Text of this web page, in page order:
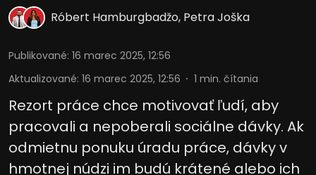
Róbert Hamburgbadžo, Petra Joška
Publikované: 16 marec 2025, 12:56
Aktualizované: 16 marec 2025, 12:56 1 min. čítania
Rezort práce chce motivovať ľudí, aby
pracovali a nepoberali sociálne dávky. Ak
odmietnu ponuku úradu práce, dávky v
hmotnej núdzi im budú krátené alebo ich